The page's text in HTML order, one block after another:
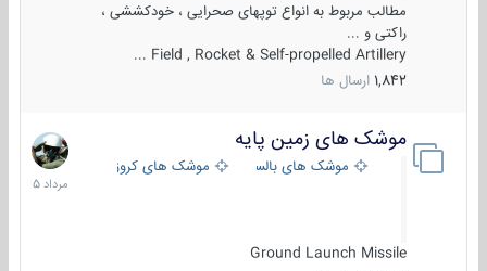
مطالب مربوط به انواع توپهای صحرایی ، خودکششی ،
راکتی و ...
Field , Rocket & Self-propelled Artillery ...
1,842 ارسال ها
موشک های زمین پایه
موشک های بالستیک موشک های کروز
Ground Launch Missile
2
مرداد
1405